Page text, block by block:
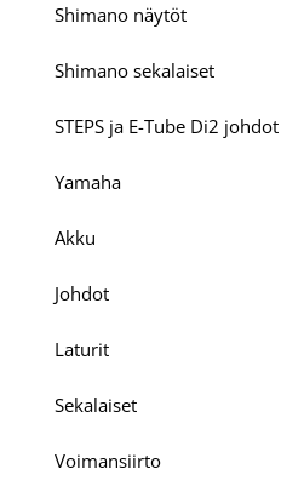
Shimano näytöt
Shimano sekalaiset
STEPS ja E-Tube Di2 johdot
Yamaha
Akku
Johdot
Laturit
Sekalaiset
Voimansiirto